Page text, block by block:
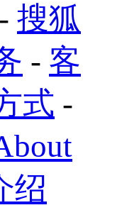
- 搜狐
- 客
式 -
绍